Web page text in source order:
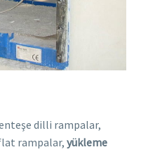
dilli rampalar,
rampalar,yükleme